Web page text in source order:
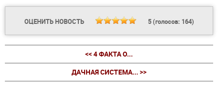
ОЦЕНИТЬ НОВОСТЬ 5(голосов: 164)
<< 4 ФАКТА О...
ДАЧНАЯ СИСТЕМА... >>